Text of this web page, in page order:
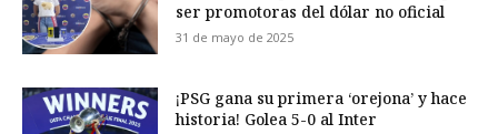
ser promotoras del dólar no oficial
31 de mayo de 2025
¡PSG gana su primera ‘orejona’ y hace
historia! Golea 5-0 al Inter